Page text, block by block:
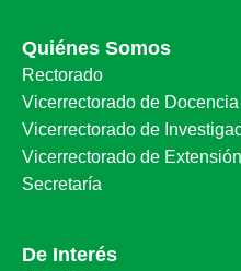
Quiénes Somos
Rectorado
Vicerrectorado de Docencia
Vicerrectorado de
Vicerrectorado de Extensión
Secretaría
De Interés